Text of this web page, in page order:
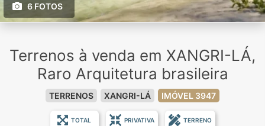
6 FOTOS
Terrenos à venda em XANGRI-LÁ,
Raro Arquitetura brasileira
TERRENOS XANGRI-LÁ IMÓVEL 3947
TOTAL PRIVATIVA TERRENO